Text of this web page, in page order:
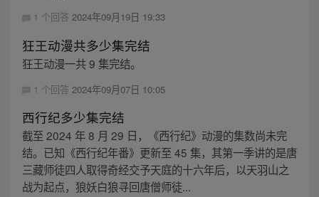
1 个回答 2024年09月19日 19:33
狂王动漫共多少集完结
狂王动漫一共 9 集完结。
1 个回答 2024年09月07日 10:05
西行纪多少集完结
截至 2024 年 8 月 29 日，《西行纪》动漫的集数尚未完
结。已知《西行纪年番》更新至 45 集，其第一季讲的是唐
三藏师徒四人取得奇经交予天庭的十六年后，以天羽山之
战为起点，狼妖白狼寻回唐僧师徒...